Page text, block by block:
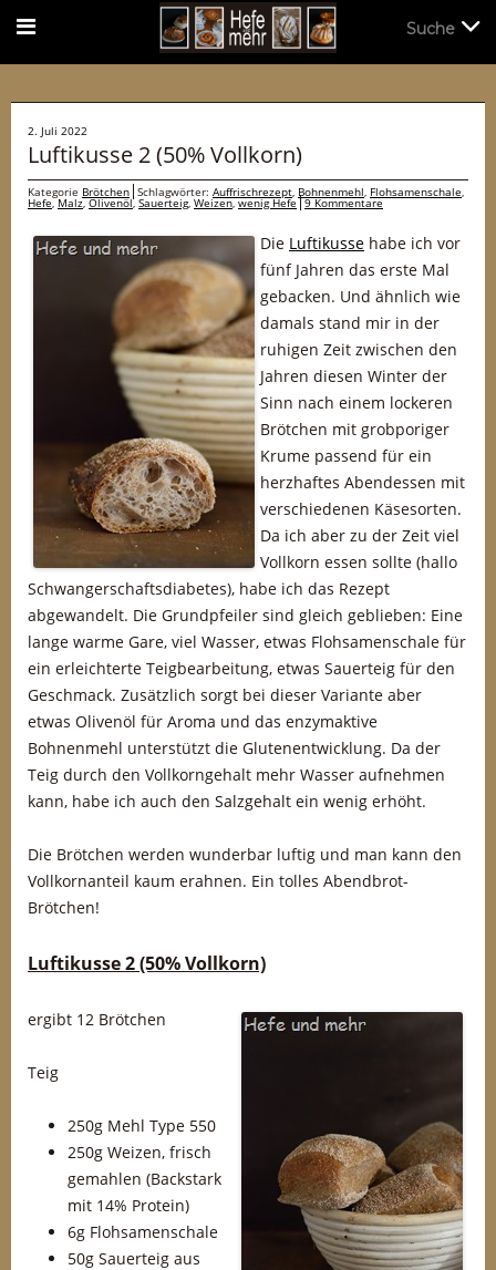
2. Juli 2022
Luftikusse 2 (50% Vollkorn)
Kategorie Brötchen Schlagwörter: Auffrischrezept, Bohnenmehl, Flohsamenschale,
Hefe,Malz,Olivenöl, Sauerteig, Weizen,wenig Hefe 9 Kommentare
Die Luftikusse habe ich vor
fünf Jahren das erste Mal
gebacken. Und ähnlich wie
damals stand mir in der
ruhigen Zeit zwischen den
Jahren diesen Winter der
Sinn nach einem lockeren
Brötchen mit grobporiger
Krume passend für ein
herzhaftes Abendessen mit
verschiedenen Käsesorten.
Da ich aber zu der Zeit viel
Vollkorn essen sollte (hallo
Schwangerschaftsdiabetes), habe ich das Rezept
abgewandelt. Die Grundpfeiler sind gleich geblieben: Eine
lange warme Gare, viel Wasser, etwas Flohsamenschale für
ein erleichterte Teigbearbeitung, etwas Sauerteig für den
Geschmack. Zusätzlich sorgt bei dieser Variante aber
etwas Olivenöl für Aroma und das enzymaktive
Bohnenmehl unterstützt die Glutenentwicklung. Da der
Teig durch den Vollkorngehalt mehr Wasser aufnehmen
kann, habe ich auch den Salzgehalt ein wenig erhöht.
Die Brötchen werden wunderbar luftig und man kann den
Vollkornanteil kaum erahnen. Ein tolles Abendbrot-
Brötchen!
Luftikusse 2 (50% Vollkorn)
ergibt 12 Brötchen
Teig
250g Mehl Type 550
250g Weizen, frisch
gemahlen (Backstark
mit 14% Protein)
6g Flohsamenschale
50g Sauerteig aus
Suche
Suche